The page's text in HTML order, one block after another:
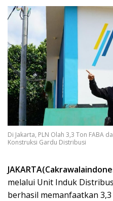
Di Jakarta, PLN Olah 3,3 Ton FABA
Konstruksi Gardu Distribusi
melalui Unit Induk
berhasil memanfaatkan